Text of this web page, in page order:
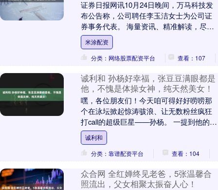
证券日报网讯10月24日晚间，万马科技发
布公告称，公司聘任李玉洁女士为公司证
券事务代表。 海量资讯、精准解读，尽在
新浪财经APP....
米涂配资
分类：网络股票配资平台
查看：107
诚利和 孙杨好幸福，张豆豆满眼都是
他，不愧是体操女神，纯天然美女！
嘿，各位朋友们！今天咱可得好好唠唠那
个在泳坛掀起惊涛骇浪、让无数粉丝疯狂
打call的超级巨星——孙杨。 一提到他的名
字，那可真是如雷贯耳啊！曾经，一场突
如其来的....
诚利和
分类：靠谱配资平台
查看：104
众合网 全红婵终见老爸，5张温馨合
照流出，父女相聚太振奋人心！